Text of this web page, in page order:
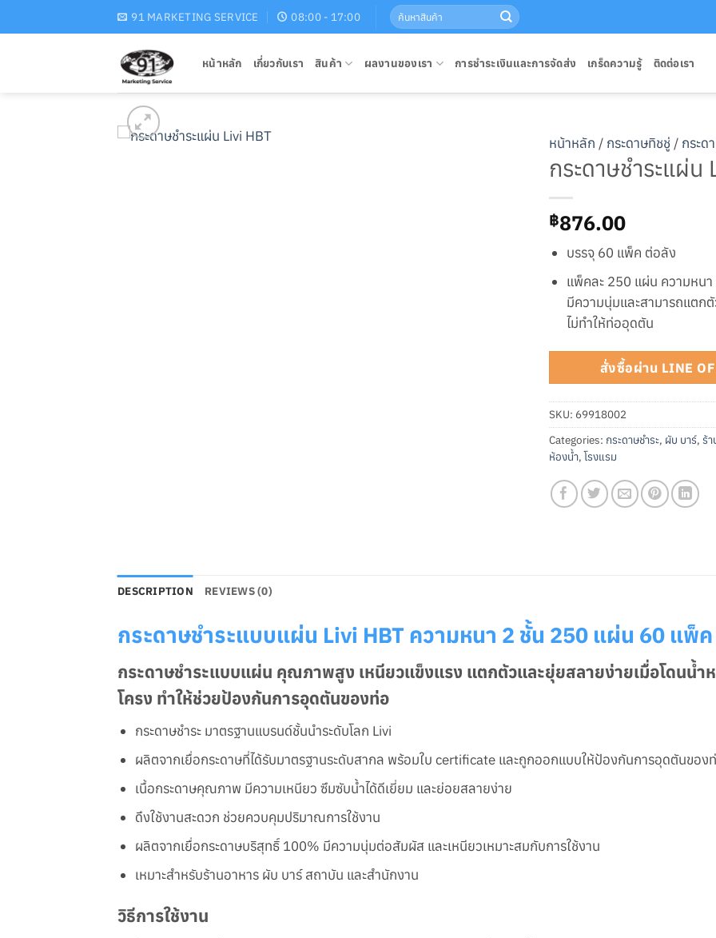
to
91 MARKETING SERVICE 08:00 - 17:00
Search
for:
หน้าหลัก เกี่ยวกับเรา สินค้า ผลงานของเรา การชำระเงินและการจัดส่ง เกร็ดความรู้ ติดต่อเรา
หน้าหลัก / กระดาษทิชชู่ / กระด
กระดาษชำระแผ่น
฿876.00
บรรจุ 60 แพ็ค ต่อลัง
แพ็คละ 250 แผ่น ความหนา
มีความนุ่มและสามารถแตก
ไม่ทำให้ท่ออุดตัน
สั่งซื้อผ่าน LINE
SKU: 69918002
Categories: กระดาษชำระ, ผับ บาร์, ร้า
ห้องน้ำ,โรงแรม
DESCRIPTION REVIEWS (0)
กระดาษชำระแบบแผ่น Livi HBT ความหนา 2 ชั้น 250 แผ่น 60 แพ็ค
กระดาษชำระแบบแผ่น คุณภาพสูง เหนียวแข็งแรง แตกตัวและยุ่ยสลายง่ายเมื่อโดนน้ำ
โครง ทำให้ช่วยป้องกันการอุดตันของท่อ
กระดาษชำระ มาตรฐานแบรนด์ชั้นนำระดับโลก Livi
ผลิตจากเยื่อกระดาษที่ได้รับมาตรฐานระดับสากล พร้อมใบ certificate และถูกออกแบบให้ป้องกันการอุดตันของ
เนื้อกระดาษคุณภาพ มีความเหนียว ซึมซับน้ำได้ดีเยี่ยม และย่อยสลายง่าย
ดึงใช้งานสะดวก ช่วยควบคุมปริมาณการใช้งาน
ผลิตจากเยื่อกระดาษบริสุทธิ์ 100% มีความนุ่มต่อสัมผัส และเหนียวเหมาะสมกับการใช้งาน
เหมาะสำหรับร้านอาหาร ผับ บาร์ สถาบัน และสำนักงาน
วิธีการใช้งาน